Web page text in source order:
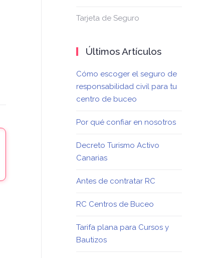
Tarjeta de Seguro
Últimos Artículos
Cómo escoger el seguro de
responsabilidad civil para tu
centro de buceo
Por qué confiar en nosotros
Decreto Turismo Activo
Canarias
Antes de contratar RC
RC Centros de Buceo
Tarifa plana para Cursos y
Bautizos